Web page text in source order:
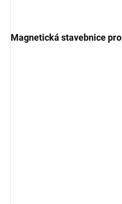
Magnetická stavebnice